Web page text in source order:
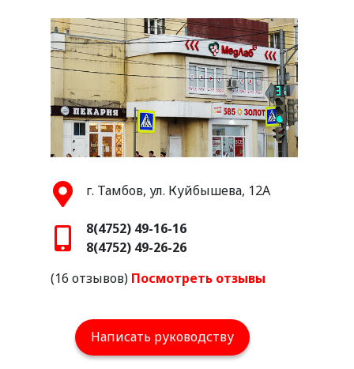
г. Тамбов, ул. Куйбышева, 12А
8(4752) 49-16-16
8(4752) 49-26-26
(16 отзывов) Посмотреть отзывы
Написать руководству